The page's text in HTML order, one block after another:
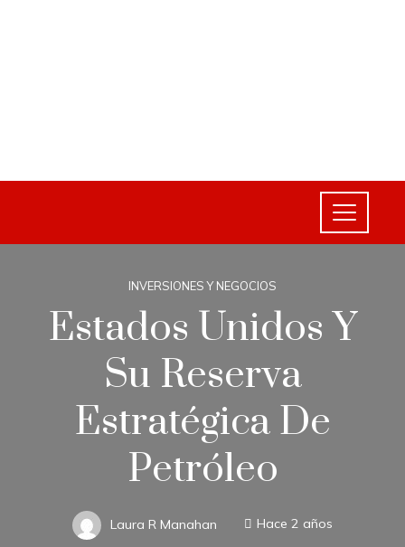
INVERSIONES Y NEGOCIOS
Estados Unidos Y
Su Reserva
Estratégica De
Petróleo
Laura R Manahan Hace 2 años